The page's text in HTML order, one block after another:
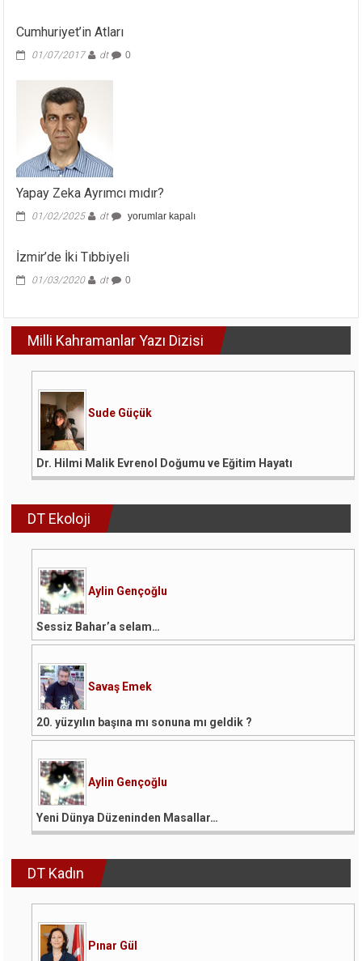
Cumhuriyet’in Atları
01/07/2017 dt 0
Yapay Zeka Ayrımcı mıdır?
01/02/2025 dt
Yapay
mıdır?
için
yorumlar kapalı
İzmir’de İki Tıbbiyeli
01/03/2020 dt 0
Milli Kahramanlar Yazı Dizisi
Sude Güçük
Dr. Hilmi Malik Evrenol Doğumu ve Eğitim Hayatı
DT Ekoloji
Aylin Gençoğlu
Sessiz Bahar’a selam…
Savaş Emek
20. yüzyılın başına mı sonuna mı geldik ?
Aylin Gençoğlu
Yeni Dünya Düzeninden Masallar…
DT Kadın
Pınar Gül